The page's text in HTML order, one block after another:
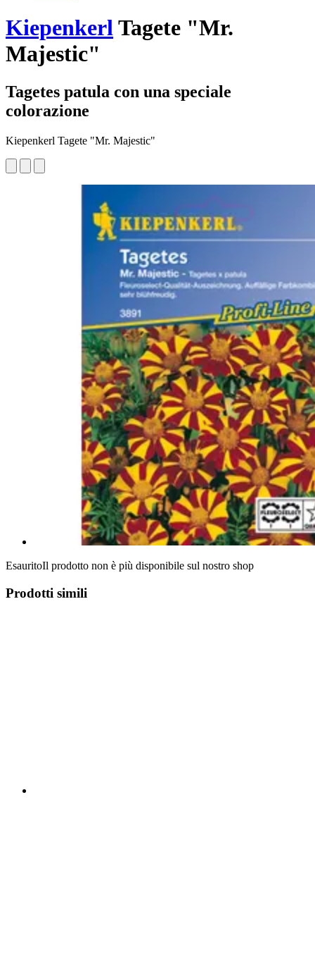
KiepenkerlTagete "Mr.
Majestic"
Tagetes patula con una speciale
colorazione
Kiepenkerl Tagete "Mr. Majestic"
EsauritoIl prodotto non è più disponibile sul nostro shop
Prodotti simili